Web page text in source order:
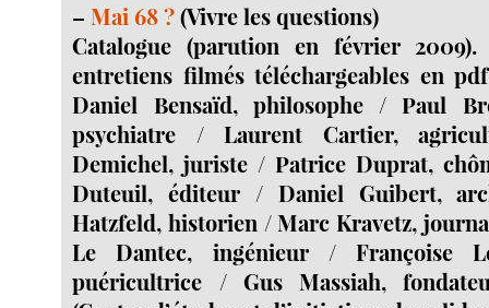
– Mai 68 ?(Vivre les questions)
Catalogue (parution en février 2009).
entretiens filmés téléchargeables en
Daniel Bensaïd, philosophe / Paul
psychiatre / Laurent Cartier,
Demichel, juriste / Patrice Duprat,
Duteuil, éditeur / Daniel Guibert,
Hatzfeld, historien / Marc Kravetz,
Le Dantec, ingénieur / Françoise
puéricultrice / Gus Massiah,